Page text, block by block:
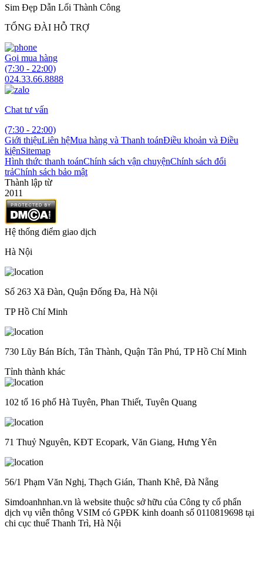
Sim Đẹp Dẫn Lối Thành Công
TỔNG ĐÀI HỖ TRỢ
Gọi mua hàng
(7:30 - 22:00)
024.33.66.8888
Chat tư vấn
(7:30 - 22:00)
Giới thiệuLiên hệMua hàng và Thanh toánĐiều khoản và Điều
kiệnSitemap
Hình thức thanh toánChính sách vận chuyệnChính sách đổi
trảChính sách bảo mật
Thành lập từ
2011
Hệ thống điểm giao dịch
Hà Nội
Số 263 Xã Đàn, Quận Đống Đa, Hà Nội
TP Hồ Chí Minh
730 Lũy Bán Bích, Tân Thành, Quận Tân Phú, TP Hồ Chí Minh
Tỉnh thành khác
102 tổ 16 phố Hà Tuyên, Phan Thiết, Tuyên Quang
71 Thuỷ Nguyên, KĐT Ecopark, Văn Giang, Hưng Yên
56/1 Phạm Văn Nghị, Thạch Gián, Thanh Khê, Đà Nẵng
Simdoanhnhan.vn là website thuộc sở hữu của Công ty cổ phẩn
dịch vụ viễn thông VSIM có GPĐK kinh doanh số 0110819698 tại
chi cục thuế Thanh Trì, Hà Nội